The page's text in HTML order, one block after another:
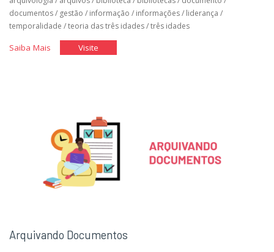
documentos/ gestão / informação / informações/ liderança /
temporalidade /teoria das três idades/três idades
Saiba Mais"Arquivando
Visite"Arquivando
Arquivando Documentos